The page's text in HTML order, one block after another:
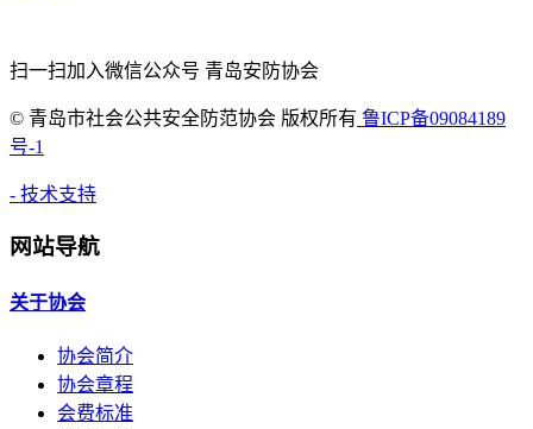
扫一扫加入微信公众号 青岛安防协会
© 青岛市社会公共安全防范协会 版权所有 鲁ICP备09084189
号-1
- 技术支持
网站导航
关于协会
协会简介
协会章程
会费标准